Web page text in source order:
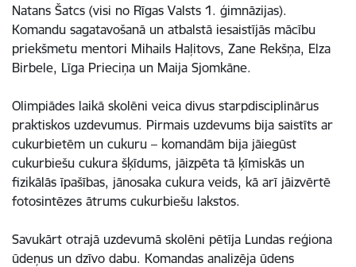
Natans Šatcs (visi no Rīgas Valsts 1. ģimnāzijas).
Komandu sagatavošanā un atbalstā iesaistījās mācību
priekšmetu mentori Mihails Haļitovs, Zane Rekšņa, Elza
Birbele, Līga Prieciņa un Maija Sjomkāne.
Olimpiādes laikā skolēni veica divus starpdisciplinārus
praktiskos uzdevumus. Pirmais uzdevums bija saistīts ar
cukurbietēm un cukuru – komandām bija jāiegūst
cukurbiešu cukura šķīdums, jāizpēta tā ķīmiskās un
fizikālās īpašības, jānosaka cukura veids, kā arī jāizvērtē
fotosintēzes ātrums cukurbiešu lakstos.
Savukārt otrajā uzdevumā skolēni pētīja Lundas reģiona
ūdeņus un dzīvo dabu. Komandas analizēja ūdens